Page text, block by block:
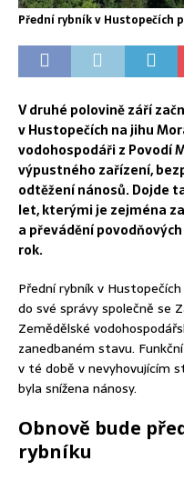
Přední rybník v Hustopečích
V druhé polovině září
v Hustopečích na jihu
vodohospodáři z Povodí
výpustného zařízení,
odtěžení nánosů. Dojde
let, kterými je zejména
a převádění
rok.
Přední rybník v
do své správy společně se
Zemědělské
zanedbaném stavu.
v té době v nevyhovujícím
byla snížena nánosy.
Obnově bude
rybníku